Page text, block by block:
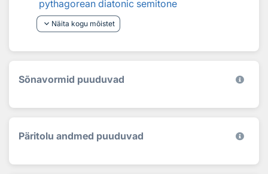
pythagorean diatonic semitone
keyboard_arrow_down Näita kogu mõistet
Sõnavormid puuduvad
Päritolu andmed puuduvad